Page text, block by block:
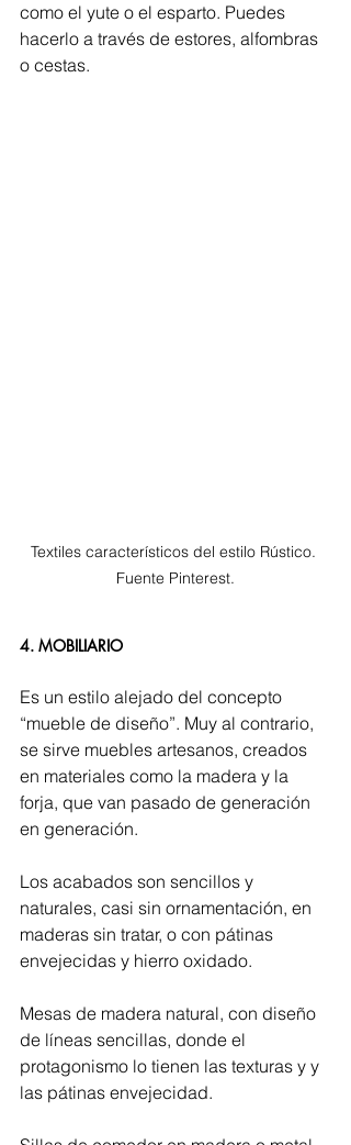
como el yute o el esparto. Puedes
hacerlo a través de estores, alfombras
o cestas.
Textiles característicos del estilo Rústico.
Fuente Pinterest.
4. MOBILIARIO
Es un estilo alejado del concepto
“mueble de diseño”. Muy al contrario,
se sirve muebles artesanos, creados
en materiales como la madera y la
forja, que van pasado de generación
en generación.
Los acabados son sencillos y
naturales, casi sin ornamentación, en
maderas sin tratar, o con pátinas
envejecidas y hierro oxidado.
Mesas de madera natural, con diseño
de líneas sencillas, donde el
protagonismo lo tienen las texturas y y
las pátinas envejecidad.